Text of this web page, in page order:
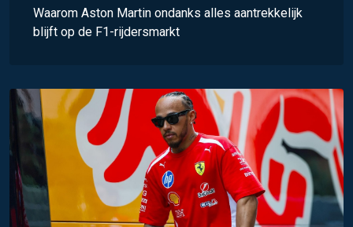
Waarom Aston Martin ondanks alles aantrekkelijk
blijft op de F1-rijdersmarkt